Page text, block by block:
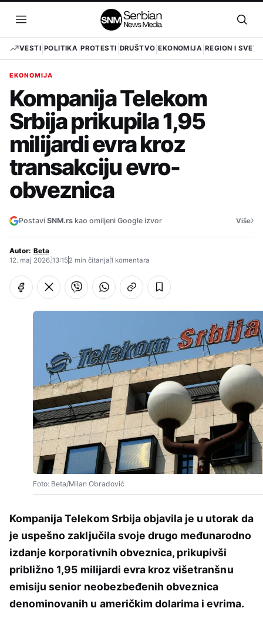
sadržaj
Otvori
meni
VESTI POLITIKA PROTESTI DRUŠTVO EKONOMIJA REGION I SVET
EKONOMIJA
Kompanija Telekom
Srbija prikupila 1,95
milijardi evra kroz
transakciju evro-
obveznica
Postavi SNM.rs kao omiljeni Google izvor Više›
Autor: Beta
12. maj 2026.13:152 min čitanja1 komentara
Foto: Beta/Milan Obradović
Kompanija Telekom Srbija objavila je u utorak da
je uspešno zaključila svoje drugo međunarodno
izdanje korporativnih obveznica, prikupivši
približno 1,95 milijardi evra kroz višetranšnu
emisiju senior neobezbeđenih obveznica
denominovanih u američkim dolarima i evrima.